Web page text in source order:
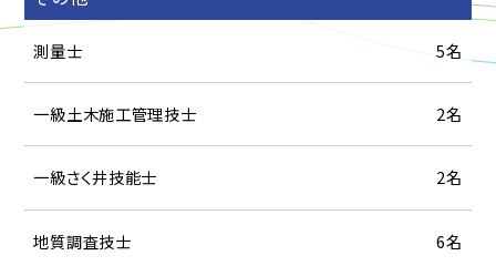
測量士 5名
一級土木施工管理技士 2名
一級さく井技能士 2名
地質調査技士 6名